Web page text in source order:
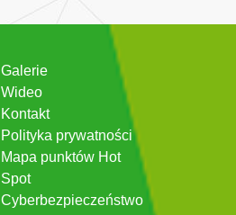
Galerie
Wideo
Kontakt
Polityka prywatności
Mapa punktów Hot
Spot
Cyberbezpieczeństwo